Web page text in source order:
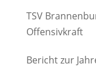
TSV
Offensivkraft
Bericht zur